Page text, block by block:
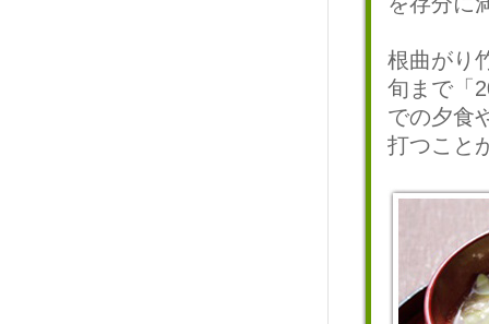
根曲がり
旬まで「
での夕食
打つこと